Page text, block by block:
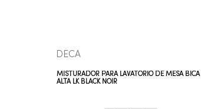
DECA
MISTURADOR PARA LAVATÓRIO DE MESA BICA
ALTA LK BLACK NOIR